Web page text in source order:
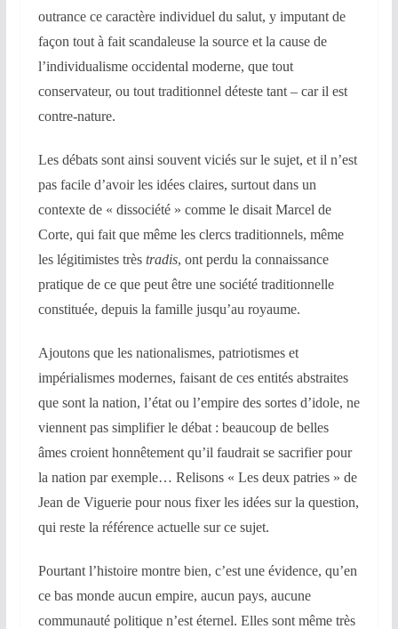
outrance ce caractère individuel du salut, y imputant de
façon tout à fait scandaleuse la source et la cause de
l’individualisme occidental moderne, que tout
conservateur, ou tout traditionnel déteste tant – car il est
contre-nature.
Les débats sont ainsi souvent viciés sur le sujet, et il n’est
pas facile d’avoir les idées claires, surtout dans un
contexte de « dissociété » comme le disait Marcel de
Corte, qui fait que même les clercs traditionnels, même
les légitimistes très tradis, ont perdu la connaissance
pratique de ce que peut être une société traditionnelle
constituée, depuis la famille jusqu’au royaume.
Ajoutons que les nationalismes, patriotismes et
impérialismes modernes, faisant de ces entités abstraites
que sont la nation, l’état ou l’empire des sortes d’idole, ne
viennent pas simplifier le débat : beaucoup de belles
âmes croient honnêtement qu’il faudrait se sacrifier pour
la nation par exemple… Relisons « Les deux patries » de
Jean de Viguerie pour nous fixer les idées sur la question,
qui reste la référence actuelle sur ce sujet.
Pourtant l’histoire montre bien, c’est une évidence, qu’en
ce bas monde aucun empire, aucun pays, aucune
communauté politique n’est éternel. Elles sont même très